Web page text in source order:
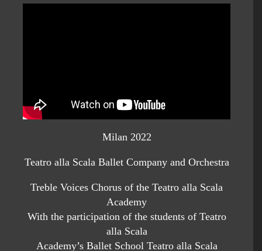
Milan 2022
Teatro alla Scala Ballet Company and Orchestra
Treble Voices Chorus of the Teatro alla Scala
Academy
With the participation of the students of Teatro
alla Scala
Academy’s Ballet School Teatro alla Scala